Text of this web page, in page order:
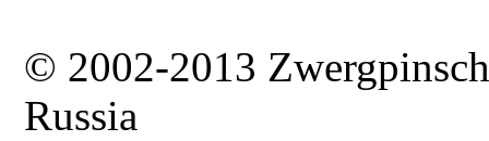
© 2002-2013
Russia